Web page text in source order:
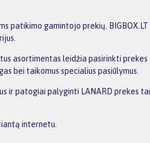
patikimo gamintojo prekių.
asortimentas leidžia pasirinkti
bei taikomus specialius pasiūlymus.
ir patogiai palyginti LANARD prekes
internetu.